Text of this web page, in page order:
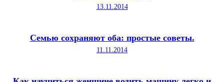
13.11.2014
Семью сохраняют оба: простые советы.
11.11.2014